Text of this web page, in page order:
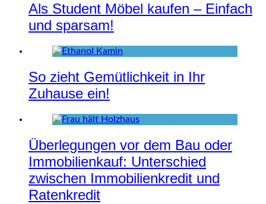
Als Student Möbel kaufen – Einfach
und sparsam!
So zieht Gemütlichkeit in Ihr
Zuhause ein!
Überlegungen vor dem Bau oder
Immobilienkauf: Unterschied
zwischen Immobilienkredit und
Ratenkredit